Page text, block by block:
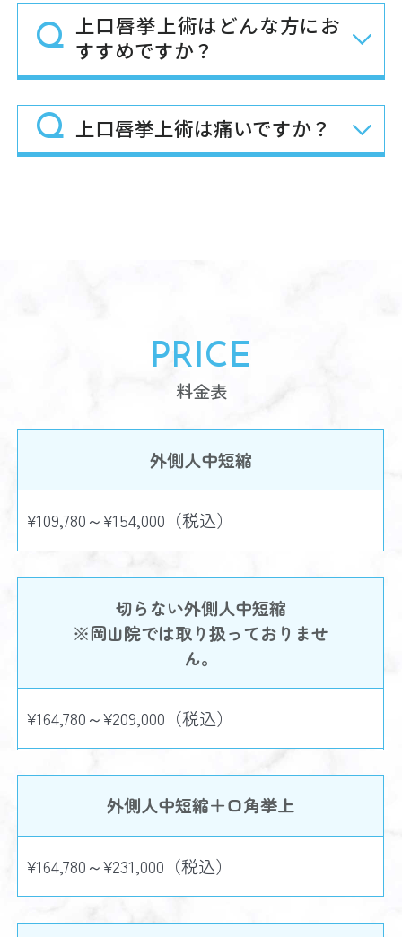
上口唇挙上術はどんな方にお
すすめですか？
上口唇挙上術は痛いですか？
PRICE
料金表
外側人中短縮
¥109,780～¥154,000（税込）
切らない外側人中短縮
※岡山院では取り扱っておりませ
ん。
¥164,780～¥209,000（税込）
外側人中短縮＋口角挙上
¥164,780～¥231,000（税込）